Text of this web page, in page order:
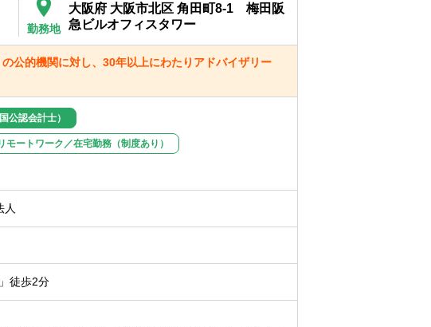
勤務地
大阪府 大阪市北区 角田町8-1 梅田阪
急ビルオフィスタワー
公的機関に対し、30年以上にわたりアドバイザリー
公認会計士）
モートワーク／在宅勤務（制度あり）
人
徒歩2分